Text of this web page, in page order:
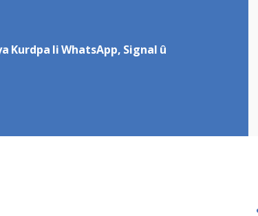
Kurdpa li WhatsApp, Signal û